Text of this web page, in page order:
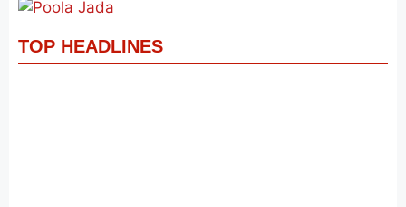
TOP HEADLINES